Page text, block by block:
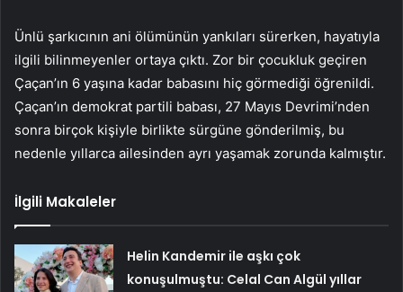
Ünlü şarkıcının ani ölümünün yankıları sürerken, hayatıyla
ilgili bilinmeyenler ortaya çıktı. Zor bir çocukluk geçiren
Çaçan’ın 6 yaşına kadar babasını hiç görmediği öğrenildi.
Çaçan’ın demokrat partili babası, 27 Mayıs Devrimi’nden
sonra birçok kişiyle birlikte sürgüne gönderilmiş, bu
nedenle yıllarca ailesinden ayrı yaşamak zorunda kalmıştır.
İlgili Makaleler
Helin Kandemir ile aşkı çok
konuşulmuştu: Celal Can Algül yıllar